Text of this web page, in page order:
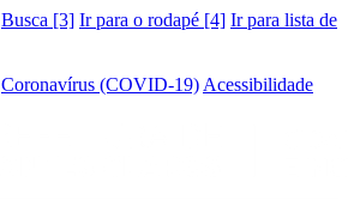
Busca [3] Ir para o rodapé [4] Ir para lista de
Coronavírus (COVID-19) Acessibilidade